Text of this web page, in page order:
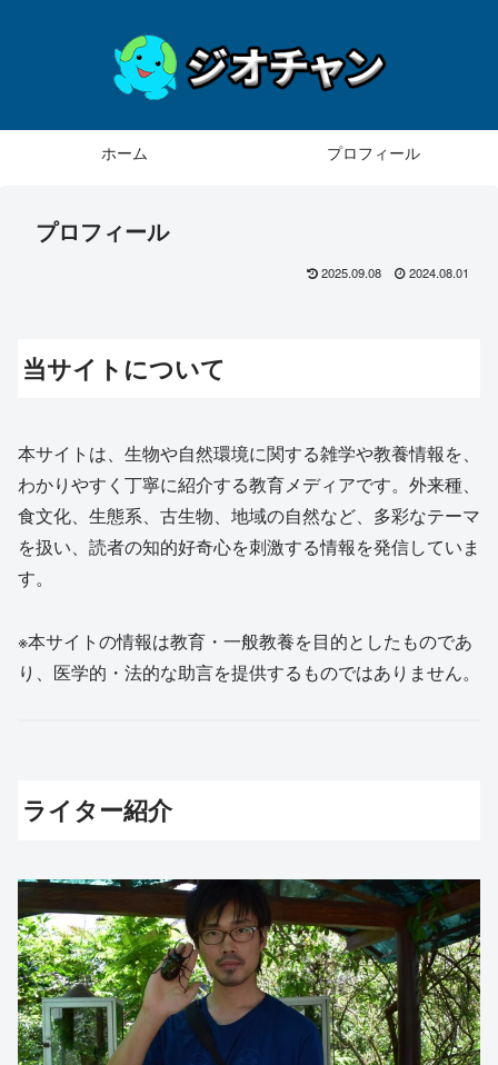
ホーム プロフィール
プロフィール
2025.09.08 2024.08.01
当サイトについて
本サイトは、生物や自然環境に関する雑学や教養情報を、
わかりやすく丁寧に紹介する教育メディアです。外来種、
食文化、生態系、古生物、地域の自然など、多彩なテーマ
を扱い、読者の知的好奇心を刺激する情報を発信していま
す。
※本サイトの情報は教育・一般教養を目的としたものであ
り、医学的・法的な助言を提供するものではありません。
ライター紹介